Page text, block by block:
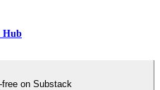
Hub
free on Substack